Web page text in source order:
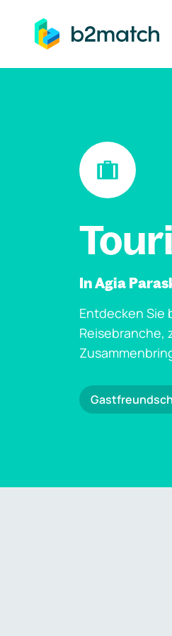
springen
In Agia
Entdecken Sie
Reisebranche,